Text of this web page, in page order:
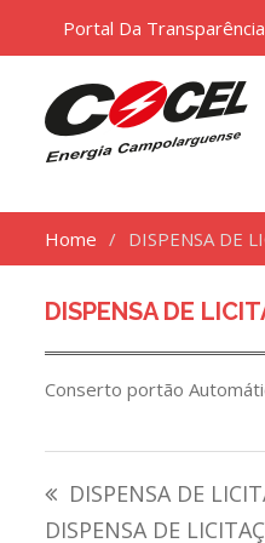
Portal Da Transparência
Home DISPENSA DE
DISPENSA DE
Conserto portão
DISPENSA DE
DISPENSA DE